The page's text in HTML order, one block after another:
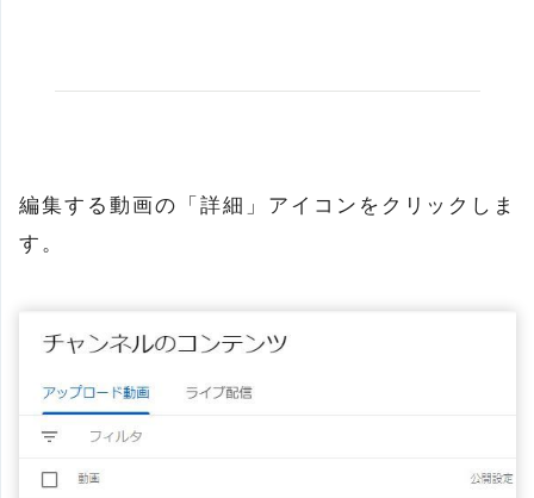
編集する動画の「詳細」アイコンをクリックしま
す。